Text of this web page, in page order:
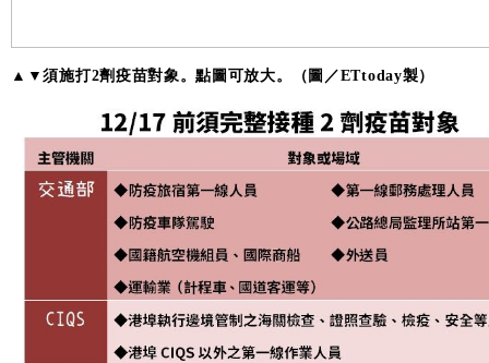
▲▼須施打2劑疫苗對象。點圖可放大。（圖／ETtoday製）